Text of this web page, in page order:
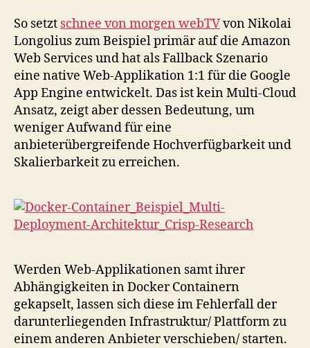
So setzt schnee von morgen webTVvon Nikolai
Longolius zum Beispiel primär auf die Amazon
Web Services und hat als Fallback Szenario
eine native Web-Applikation 1:1 für die Google
App Engine entwickelt. Das ist kein Multi-Cloud
Ansatz, zeigt aber dessen Bedeutung, um
weniger Aufwand für eine
anbieterübergreifende Hochverfügbarkeit und
Skalierbarkeit zu erreichen.
Werden Web-Applikationen samt ihrer
Abhängigkeiten in Docker Containern
gekapselt, lassen sich diese im Fehlerfall der
darunterliegenden Infrastruktur/ Plattform zu
einem anderen Anbieter verschieben/ starten.